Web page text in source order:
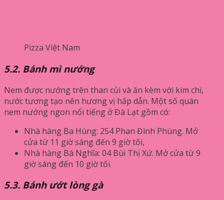
Pizza Việt Nam
5.2. Bánh mì nướng
Nem được nướng trên than củi và ăn kèm với kim chi,
nước tương tạo nên hương vị hấp dẫn. Một số quán
nem nướng ngon nổi tiếng ở Đà Lạt gồm có:
Nhà hàng Ba Hùng: 254 Phan Đình Phùng. Mở
cửa từ 11 giờ sáng đến 9 giờ tối,
Nhà hàng Bá Nghĩa: 04 Bùi Thị Xứ. Mở cửa từ 9
giờ sáng đến 10 giờ tối.
5.3. Bánh ướt lòng gà